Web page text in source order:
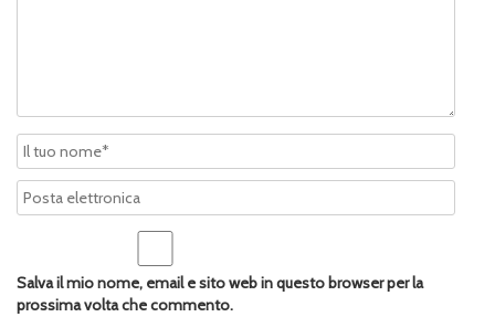
Salva il mio nome, email e sito web in questo browser per la
prossima volta che commento.